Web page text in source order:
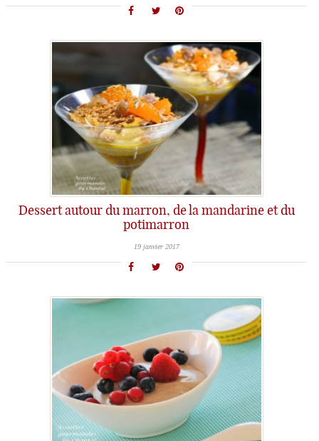
Dessert autour du marron, de la mandarine et du
potimarron
19 janvier 2017